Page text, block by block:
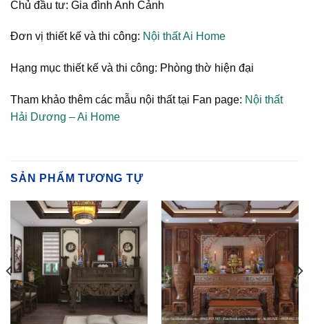
Chủ đầu tư: Gia đình Anh Cảnh
Đơn vị thiết kế và thi công: Nội thất Ai Home
Hạng mục thiết kế và thi công: Phòng thờ hiện đại
Tham khảo thêm các mẫu nội thất tại Fan page: Nội thất
Hải Dương – Ai Home
SẢN PHẨM TƯƠNG TỰ